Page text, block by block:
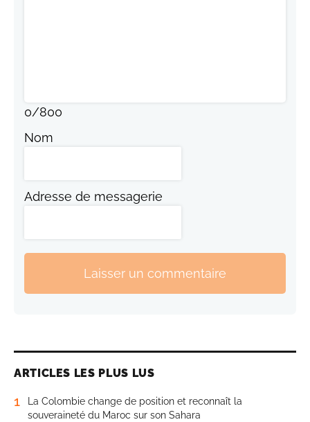
0/800
Nom
Adresse de messagerie
Laisser un commentaire
ARTICLES LES PLUS LUS
1
La Colombie change de position et reconnaît la
souveraineté du Maroc sur son Sahara